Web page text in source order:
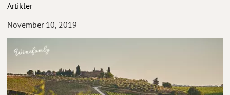
Artikler
November 10, 2019